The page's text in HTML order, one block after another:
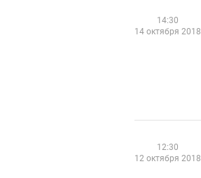
14:30
14 октября 2018
12:30
12 октября 2018